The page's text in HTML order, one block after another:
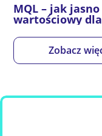
MQL – jak
wartościowy
Zobacz